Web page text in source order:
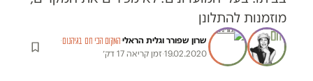
מוזמנות להתלונן
שרון שפורר וגלית הראלי·המקום הכי חם בגיהנום·
19.02.2020
·זמן קריאה 17 דק׳